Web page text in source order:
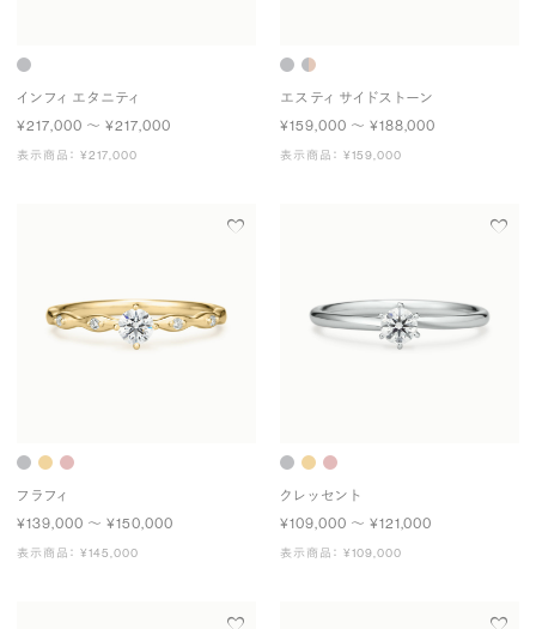
インフィ エタニティ
¥217,000 〜 ¥217,000
表示商品： ¥217,000
エスティ サイドストーン
¥159,000 〜 ¥188,000
表示商品： ¥159,000
フラフィ
¥139,000 〜 ¥150,000
表示商品： ¥145,000
クレッセント
¥109,000 〜 ¥121,000
表示商品： ¥109,000